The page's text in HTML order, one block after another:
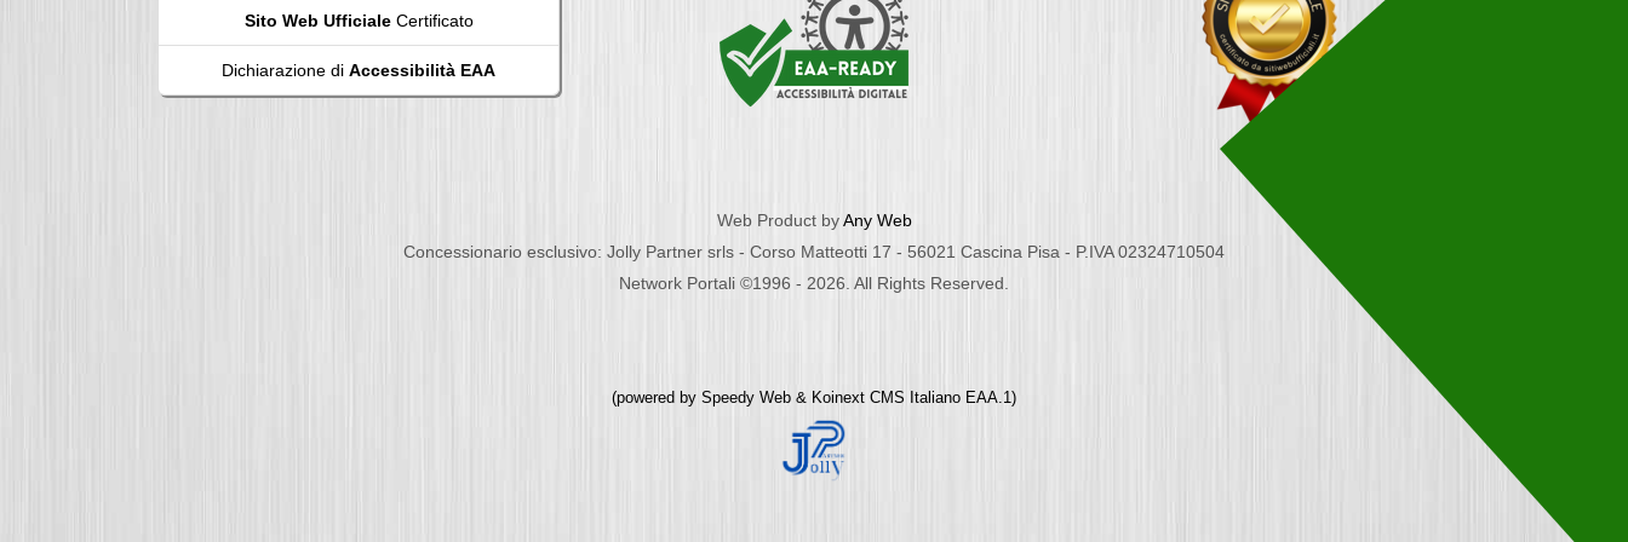
Sito Web UfficialeCertificato
Dichiarazione di Accessibilità EAA
Web Product byAny Web
Concessionario esclusivo: Jolly Partner srls - Corso Matteotti 17 - 56021 Cascina Pisa - P.IVA 02324710504
Network Portali ©1996 - 2026. All Rights Reserved.
(powered by Speedy Web & Koinext CMS Italiano EAA.1)